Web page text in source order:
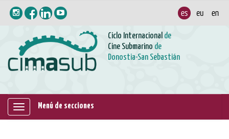
Ciclo Internacional de
Cine Submarino de
Donostia-San Sebastián
Mostrar/ocultar
Menú de secciones